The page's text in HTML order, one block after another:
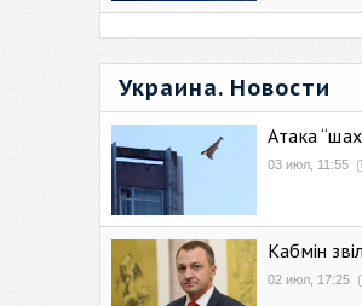
Украина. Новости
Атака
03 июл, 11:55
Кабмін
02 июл, 17:25